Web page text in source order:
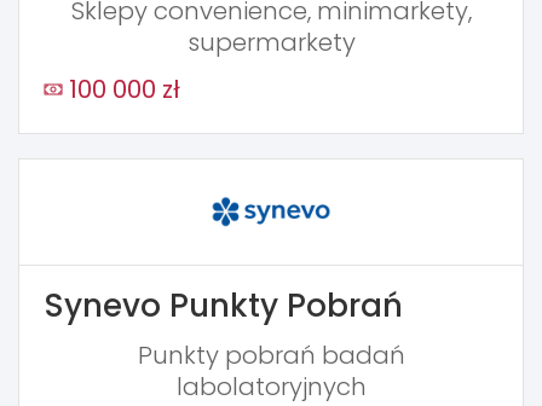
Sklepy convenience, minimarkety,
supermarkety
100 000 zł
Synevo Punkty Pobrań
Punkty pobrań badań
labolatoryjnych